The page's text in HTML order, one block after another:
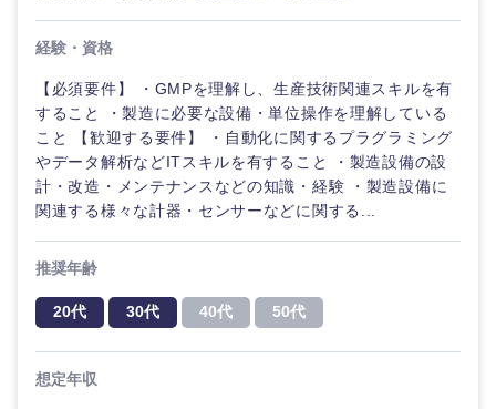
経験・資格
【必須要件】 ・GMPを理解し、生産技術関連スキルを有
すること ・製造に必要な設備・単位操作を理解している
こと 【歓迎する要件】 ・自動化に関するプラグラミング
やデータ解析などITスキルを有すること ・製造設備の設
計・改造・メンテナンスなどの知識・経験 ・製造設備に
関連する様々な計器・センサーなどに関する...
推奨年齢
20代 30代 40代 50代
想定年収